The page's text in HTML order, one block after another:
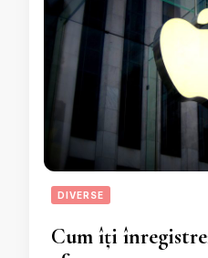
DIVERSE
Cum îți